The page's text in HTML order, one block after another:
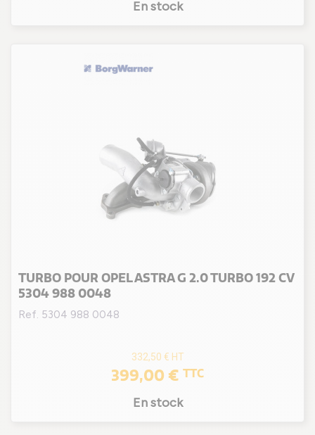
En stock
TURBO POUR OPEL ASTRA G 2.0 TURBO 192 CV
5304 988 0048
Ref. 5304 988 0048
332,50 € HT
399,00 € TTC
En stock